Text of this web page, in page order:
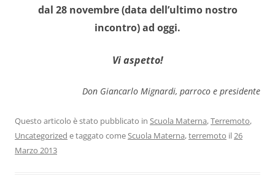
dal 28 novembre (data dell’ultimo nostro
incontro) ad oggi.
Vi aspetto!
Don Giancarlo Mignardi, parroco e presidente
Questo articolo è stato pubblicato in Scuola Materna,Terremoto,
Uncategorized e taggato comeScuola Materna,terremoto il26
Marzo 2013